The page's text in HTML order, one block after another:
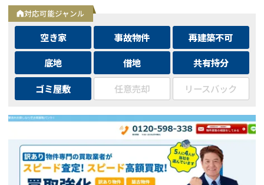
業者を探す
相談内容で探す
空き家 事故物件
再建築不可 底地
借地 共有持分
不動産コラム
不動産売却 再建築不可物件
共有持分
業者を探す
対応可能ジャンル
空き家 事故物件
再建築不可
底地
借地
共有持分
ゴミ屋敷
任意売却 リースバック